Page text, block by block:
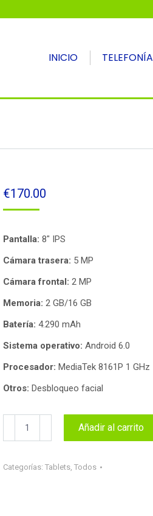
INICIO TELEFONÍA
€170.00
Pantalla: 8″ IPS
Cámara trasera: 5 MP
Cámara frontal: 2 MP
Memoria: 2 GB/16 GB
Batería: 4.290 mAh
Sistema operativo: Android 6.0
Procesador: MediaTek 8161P 1 GHz
Otros: Desbloqueo facial
cantidad
Añadir al carrito
Categorías: Tablets, Todos